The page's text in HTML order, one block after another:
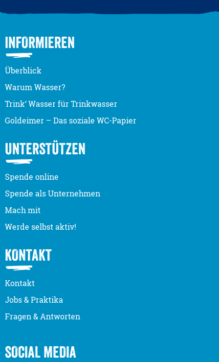
INFORMIEREN
Überblick
Warum Wasser?
Trink‘ Wasser für Trinkwasser
Goldeimer – Das soziale WC-Papier
UNTERSTÜTZEN
Spende online
Spende als Unternehmen
Mach mit
Werde selbst aktiv!
KONTAKT
Kontakt
Jobs & Praktika
Fragen & Antworten
SOCIAL MEDIA